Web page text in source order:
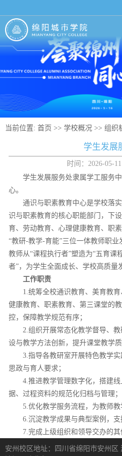
当前位置: 首页 >> 学校概况 >> 组织
学生发展
时间：2026-05-
学生发展服务处隶属学工服务
心。
通识与职素教育中心是学校落
识与职素教育的核心职能部门，下
育、劳动教育、心理健康教育、职
“教研-教学-育能”三位一体教师职
教师从“课程执行者”塑造为“五育课
者”，为学生全面成长、学校高质量
工作职责
1.统筹全校通识教育、美育教
健康教育、职素教育、第三课堂的
控，保障教学规范有序；
2.组织开展常态化教学督导、
设与教学方法创新，提升课堂教学质
3.指导各教研室开展特色教学
思政与育人要求；
4.推进教学管理数字化，搭建
据、过程资料的规范化归档与管理；
5.优化教学服务流程，为教师教
6.沉淀教学成果与典型案例，支
7.完成上级组织和领导交办的其
安州校区地址：四川省绵阳市安州区